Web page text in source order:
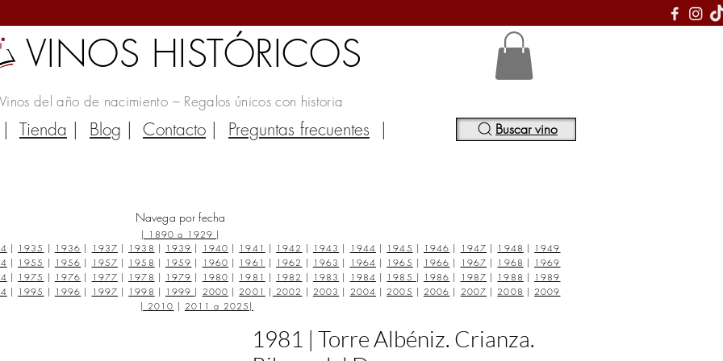
VINOS HISTÓRICOS
Vinos del año de nacimiento – Regalos únicos con historia
| Tienda | Blog | Contacto | Preguntas frecuentes | Buscar vino
Navega por fecha
| 1890 a 1929 |
| 1935 | 1936 | 1937 | 1938 | 1939 | 1940 | 1941 | 1942 | 1943 | 1944 | 1945 | 1946 | 1947 | 1948 | 1949
| 1955 | 1956 | 1957 | 1958 | 1959 | 1960 | 1961 | 1962 | 1963 | 1964 | 1965 | 1966 | 1967 | 1968 | 1969
| 1975 | 1976 | 1977 | 1978 | 1979 | 1980 | 1981 | 1982 | 1983 | 1984 | 1985 | 1986 | 1987 | 1988 | 1989
| 1995 | 1996 | 1997 | 1998 | 1999 | 2000 | 2001 | 2002 | 2003 | 2004 | 2005 | 2006 | 2007 | 2008 | 2009
| 2010 | 2011 a 2025 |
1981 | Torre Albéniz. Crianza.